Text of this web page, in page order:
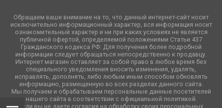
Обращаем ваше внимание на то, что данный интернет-сайт носит
исключительно информационный характер, вся информация носит
ознакомительный характер и ни при каких условиях не является
публичной офертой, определяемой положениями Статьи 437
Гражданского кодекса РФ. Для получения более подробной
информации следует обращаться непосредственно к продавцу.
Интернет магазин оставляет за собой право в любое время без
специального уведомления вносить изменения, удалять,
исправлять, дополнять, либо любым иным способом обновлять
информацию, размещенную во всех разделах данного сайта.
Мы получаем и обрабатываем персональные данные посетителей
нашего сайта в соответствии с официальной политикой.
Если вы не даете согласия на обработку своих персональных